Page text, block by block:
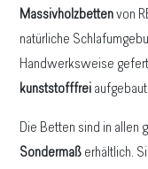
Massivholzbettenvon
natürliche
Handwerksweise
kunststofffrei aufgebaut.
Die Betten sind in allen
Sondermaß erhältlich.